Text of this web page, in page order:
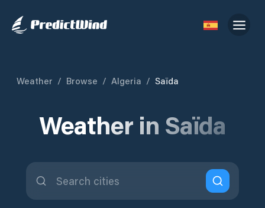
Weather / Browse / Algeria / Saïda
Weather in Saïda